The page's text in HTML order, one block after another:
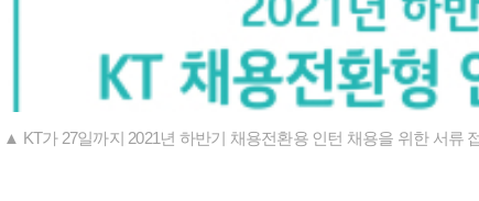
▲ KT가 27일까지 2021년 하반기 채용전환용 인턴 채용을 위한 서류